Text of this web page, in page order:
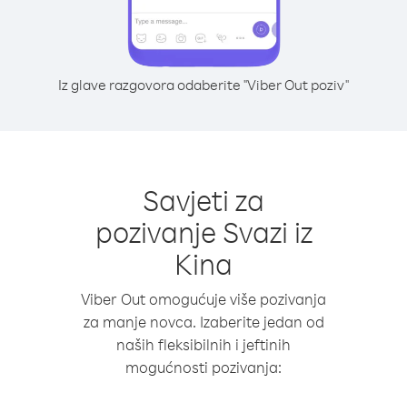
Iz glave razgovora odaberite "Viber Out poziv"
Savjeti za
pozivanje Svazi iz
Kina
Viber Out omogućuje više pozivanja
za manje novca. Izaberite jedan od
naših fleksibilnih i jeftinih
mogućnosti pozivanja: